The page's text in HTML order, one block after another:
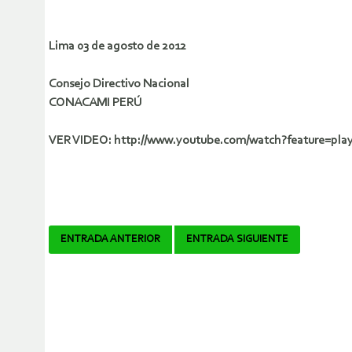
Lima 03 de agosto de 2012
Consejo Directivo Nacional
CONACAMI PERÚ
VER VIDEO: http://www.youtube.com/
Navegador
ENTRADA ANTERIOR ENTRADA SIGUIENTE